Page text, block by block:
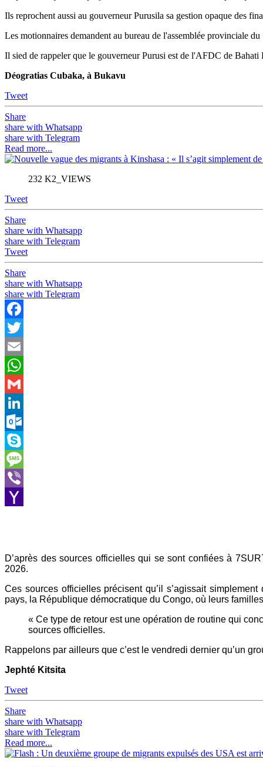
Ils reprochent aussi au gouverneur Purusila sa gestion opaque des
Les motionnaires demandent au bureau de l'assemblée provinciale
Il sied de rappeler que le gouverneur Purusi est de l'AFDC de
Déogratias Cubaka, à Bukavu
Tweet
Share
share with Whatsapp
share with Telegram
Read more...
232 K2_VIEWS
Tweet
Share
share with Whatsapp
share with Telegram
Tweet
Share
share with Whatsapp
share with Telegram
Facebook
Twitter
Email
WhatsApp
Gmail
LinkedIn
Outlook.com
Skype
Message
Viber
D’après des sources officielles qui se sont confiées à
2026.
Ces sources officielles précisent qu’il s’agissait
pays, la République démocratique du Congo, où leurs
« Ce type de retour est une opération de routine qui
sources officielles.
Rappelons par ailleurs que c’est le vendredi dernier qu’un
Jephté Kitsita
Tweet
Share
share with Whatsapp
share with Telegram
Read more...